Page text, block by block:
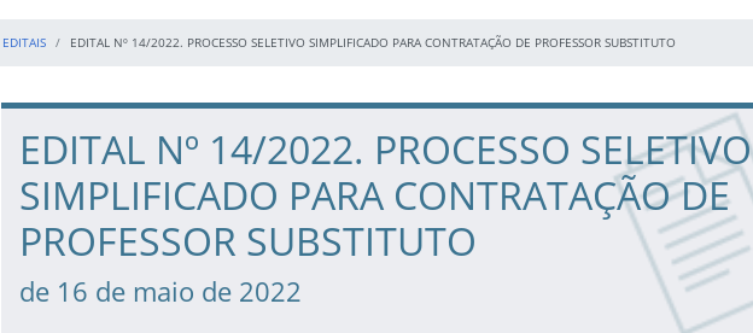
EDITAIS EDITAL Nº 14/2022. PROCESSO SELETIVO SIMPLIFICADO PARA CONTRATAÇÃO DE PROFESSOR SUBSTITUTO
Início do conteúdo
EDITAL Nº 14/2022. PROCESSO SELETIVO
SIMPLIFICADO PARA CONTRATAÇÃO DE
PROFESSOR SUBSTITUTO
de 16 de maio de 2022